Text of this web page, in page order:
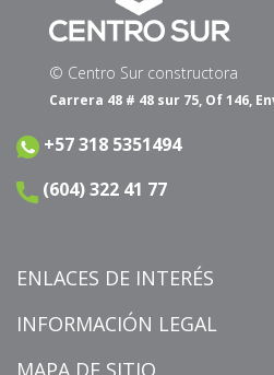
© Centro Sur constructora
Carrera 48 # 48 sur 75, Of 146,
+57 318 5351494
(604) 322 41 77
ENLACES DE INTERÉS
INFORMACIÓN LEGAL